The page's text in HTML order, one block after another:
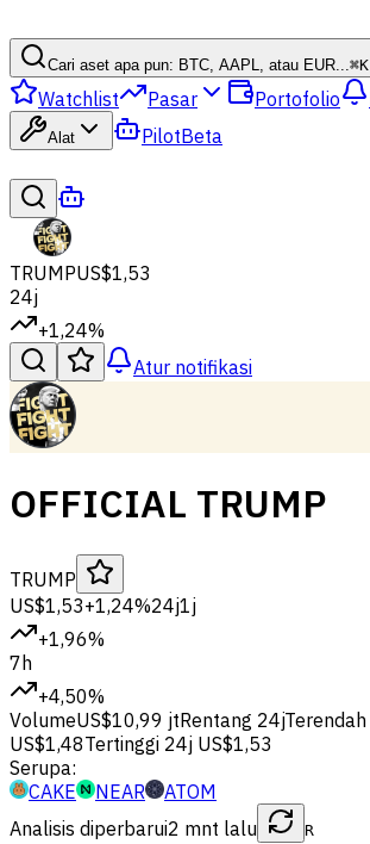
Cari aset apa pun: BTC, AAPL, atau EUR...⌘K
Watchlist Pasar Portofolio
Alat PilotBeta
TRUMPUS$1,53
24j
+1,24%
Atur notifikasi
OFFICIAL TRUMP
TRUMP
US$1,53+1,24%24j1j
+1,96%
7h
+4,50%
VolumeUS$10,99 jtRentang 24j
US$1,48Tertinggi 24j US$1,53
Serupa:
CAKE
NEAR
ATOM
Analisis diperbarui2 mnt lalu R